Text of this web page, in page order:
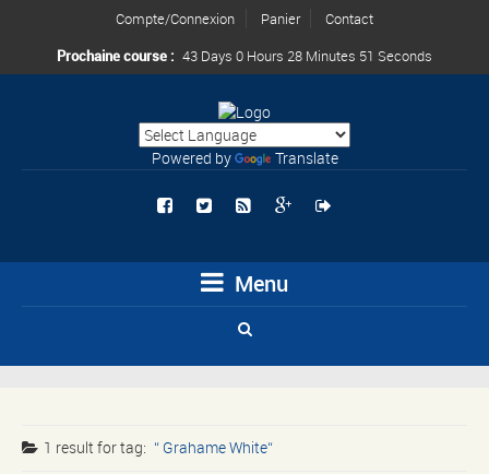
Compte/Connexion Panier
Contact
Prochaine course : 43 Days 0 Hours 28 Minutes 51 Seconds
Powered by Translate
Menu
1 result fortag: Grahame White